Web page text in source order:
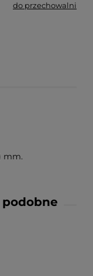
do przechowalni
mm.